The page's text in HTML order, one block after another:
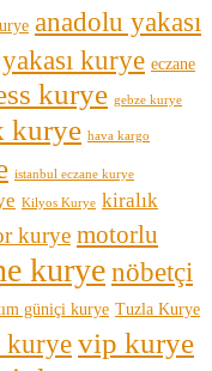
anadolu yakası
kurye eczane
kurye gebze kurye
kurye hava kargo
istanbul eczane kurye
Kilyos Kurye kiralık
kurye motorlu
kuryenöbetçi
güniçi kurye Tuzla Kurye
kuryevip kurye